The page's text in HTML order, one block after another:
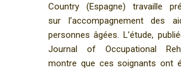
Country (Espagne) travaille
sur l’accompagnement des
personnes âgées. L’étude,
Journal of Occupational
montre que ces soignants ont